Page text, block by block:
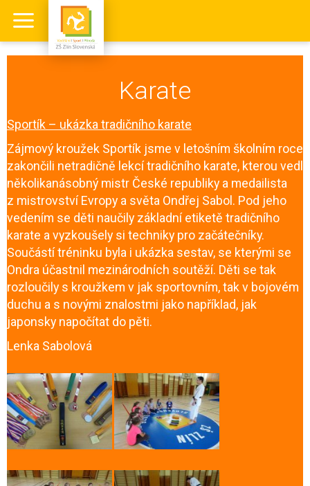
Karate
Sportík – ukázka tradičního karate
Zájmový kroužek Sportík jsme v letošním školním roce
zakončili netradičně lekcí tradičního karate, kterou vedl
několikanásobný mistr České republiky a medailista
z mistrovství Evropy a světa Ondřej Sabol. Pod jeho
vedením se děti naučily základní etiketě tradičního
karate a vyzkoušely si techniky pro začátečníky.
Součástí tréninku byla i ukázka sestav, se kterými se
Ondra účastnil mezinárodních soutěží. Děti se tak
rozloučily s kroužkem v jak sportovním, tak v bojovém
duchu a s novými znalostmi jako například, jak
japonsky napočítat do pěti.
Lenka Sabolová